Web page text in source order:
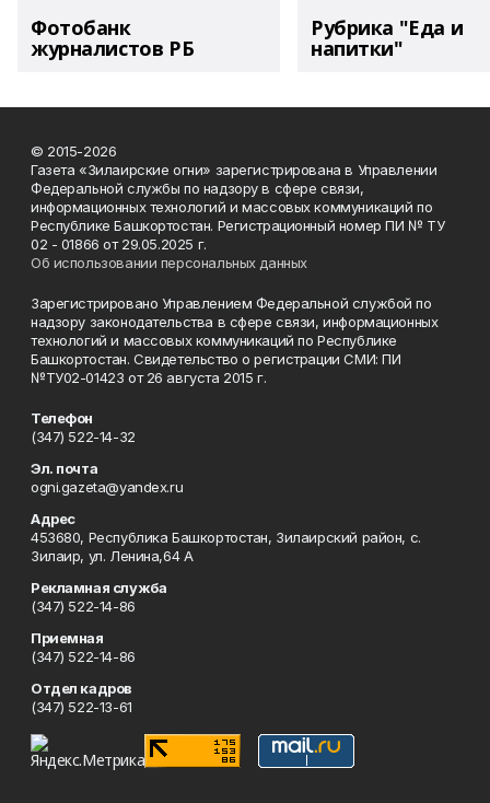
Фотобанк
журналистов РБ
Рубрика "Еда и
напитки"
© 2015-2026
Газета «Зилаирские огни» зарегистрирована в Управлении
Федеральной службы по надзору в сфере связи,
информационных технологий и массовых коммуникаций по
Республике Башкортостан. Регистрационный номер ПИ № ТУ
02 - 01866 от 29.05.2025 г.
Об использовании персональных данных
Зарегистрировано Управлением Федеральной службой по
надзору законодательства в сфере связи, информационных
технологий и массовых коммуникаций по Республике
Башкортостан. Свидетельство о регистрации СМИ: ПИ
№ТУ02-01423 от 26 августа 2015 г.
Телефон
(347) 522-14-32
Эл. почта
ogni.gazeta@yandex.ru
Адрес
453680, Республика Башкортостан, Зилаирский район, с.
Зилаир, ул. Ленина,64 А
Рекламная служба
(347) 522-14-86
Приемная
(347) 522-14-86
Отдел кадров
(347) 522-13-61